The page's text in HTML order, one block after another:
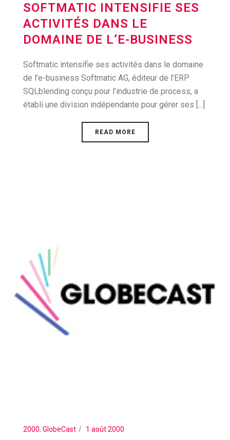
SOFTMATIC INTENSIFIE SES
ACTIVITÉS DANS LE
DOMAINE DE L’E-BUSINESS
Softmatic intensifie ses activités dans le domaine
de l’e-business Softmatic AG, éditeur de l’ERP
SQLblending conçu pour l’industrie de process, a
établi une division indépendante pour gérer ses [...]
READ MORE
2000, GlobeCast 1 août 2000